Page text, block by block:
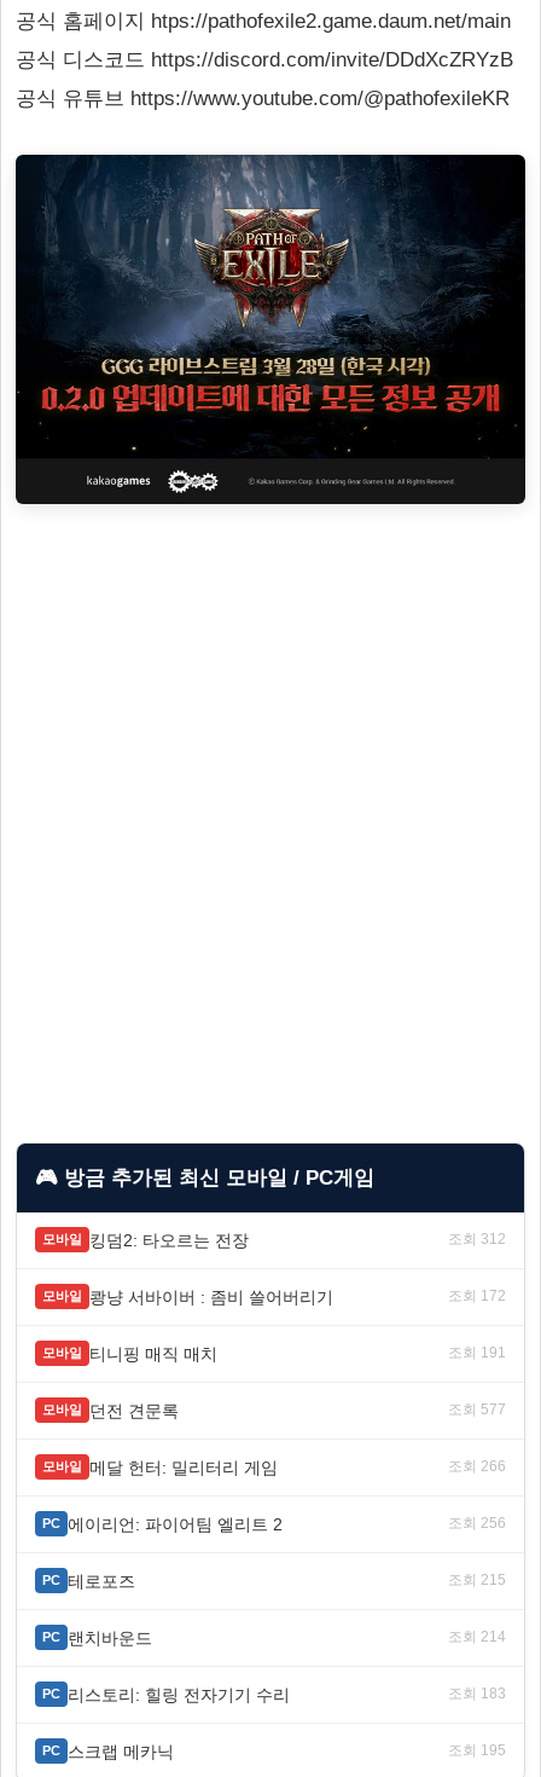
공식 홈페이지 htps://pathofexile2.game.daum.net/main
공식 디스코드 https://discord.com/invite/DDdXcZRYzB
공식 유튜브 https://www.youtube.com/@pathofexileKR
🎮 방금 추가된 최신 모바일 / PC게임
모바일 킹덤2: 타오르는 전장 조회 312
모바일 쾅냥 서바이버 : 좀비 쓸어버리기 조회 172
모바일 티니핑 매직 매치 조회 191
모바일 던전 견문록 조회 577
모바일 메달 헌터: 밀리터리 게임 조회 266
PC 에이리언: 파이어팀 엘리트 2 조회 256
PC 테로포즈 조회 215
PC 랜치바운드 조회 214
PC 리스토리: 힐링 전자기기 수리 조회 183
PC 스크랩 메카닉 조회 195